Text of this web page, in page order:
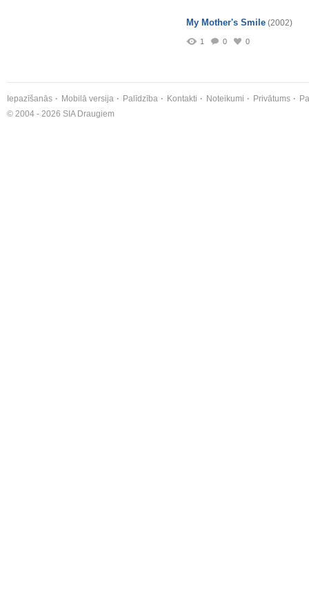
My Mother's Smile (2002)
1 0 0
Iepazīšanās Mobilā versija Palīdzība Kontakti Noteikumi Privātums
© 2004 - 2026 SIA Draugiem